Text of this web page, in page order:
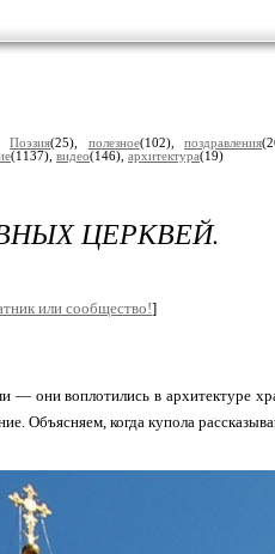
Поэзия(25), полезное(102),поздравления
(1137), видео(146), архитектура(19)
ЦЕРКВЕЙ.
или сообщество!]
— они воплотились в архитектуре
Объясняем, когда купола